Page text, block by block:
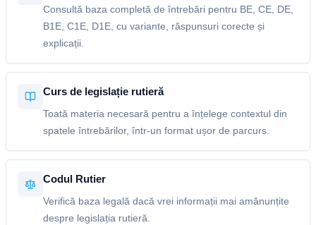
Consultă baza completă de întrebări pentru BE, CE, DE,
B1E, C1E, D1E, cu variante, răspunsuri corecte și
explicații.
Curs de legislație rutieră
Toată materia necesară pentru a înțelege contextul din
spatele întrebărilor, într-un format ușor de parcurs.
Codul Rutier
Verifică baza legală dacă vrei informații mai amănunțite
despre legislația rutieră.